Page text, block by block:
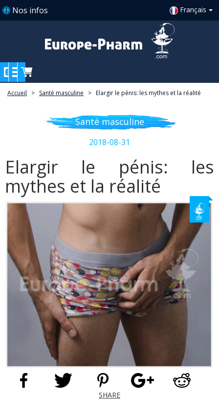
Nos infos Français
Accueil > Santé masculine > Elargir le pénis: les mythes et la réalité
Santé masculine
2018-08-31
Elargir le pénis: les
mythes et la réalité
SHARE